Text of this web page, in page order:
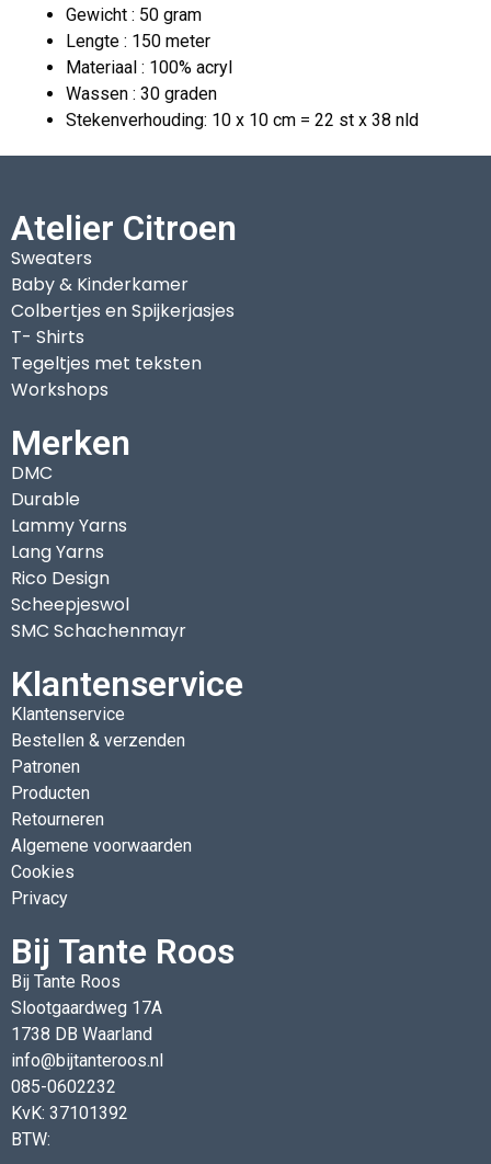
Gewicht : 50 gram
Lengte : 150 meter
Materiaal : 100% acryl
Wassen : 30 graden
Stekenverhouding: 10 x 10 cm = 22 st x 38 nld
Atelier Citroen
Sweaters
Baby & Kinderkamer
Colbertjes en Spijkerjasjes
T- Shirts
Tegeltjes met teksten
Workshops
Merken
DMC
Durable
Lammy Yarns
Lang Yarns
Rico Design
Scheepjeswol
SMC Schachenmayr
Klantenservice
Klantenservice
Bestellen & verzenden
Patronen
Producten
Retourneren
Algemene voorwaarden
Cookies
Privacy
Bij Tante Roos
Bij Tante Roos
Slootgaardweg 17A
1738 DB Waarland
info@bijtanteroos.nl
085-0602232
KvK: 37101392
BTW: